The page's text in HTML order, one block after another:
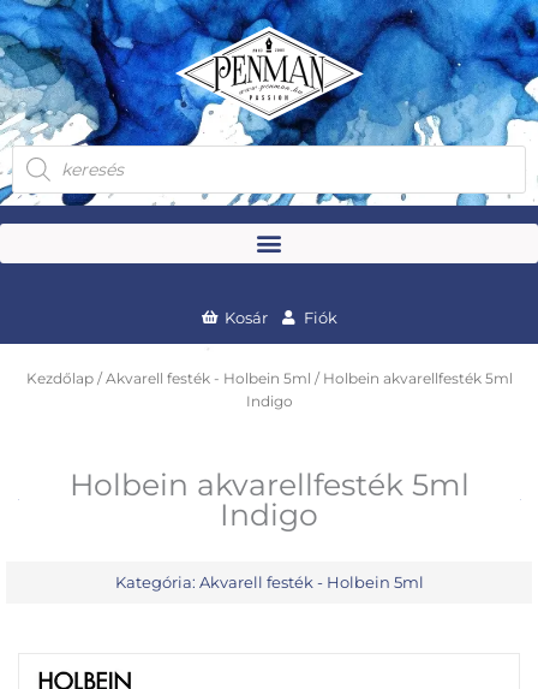
Skip
to
content
Products
search
Kosár Fiók
Kezdőlap/Akvarell festék - Holbein 5ml / Holbein akvarellfesték 5ml
Indigo
Holbein akvarellfesték 5ml
Indigo
Kategória: Akvarell festék - Holbein 5ml